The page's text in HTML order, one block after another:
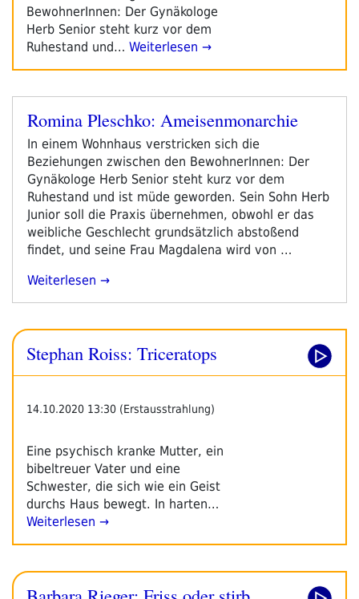
BewohnerInnen: Der Gynäkologe
Herb Senior steht kurz vor dem
Ruhestand und… Weiterlesen →
Veröffentlicht
Romina Pleschko: Ameisenmonarchie
In einem Wohnhaus verstricken sich die
Beziehungen zwischen den BewohnerInnen: Der
Gynäkologe Herb Senior steht kurz vor dem
Ruhestand und ist müde geworden. Sein Sohn Herb
Junior soll die Praxis übernehmen, obwohl er das
weibliche Geschlecht grundsätzlich abstoßend
findet, und seine Frau Magdalena wird von …
„Romina
Weiterlesen
Stephan Roiss: Triceratops
14.10.2020 13:30 (Erstausstrahlung)
Eine psychisch kranke Mutter, ein
bibeltreuer Vater und eine
Schwester, die sich wie ein Geist
durchs Haus bewegt. In harten…
Weiterlesen →